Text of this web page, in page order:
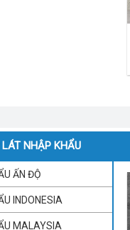
NHẬP KHẨU
ẤN ĐỘ
INDONESIA
MALAYSIA